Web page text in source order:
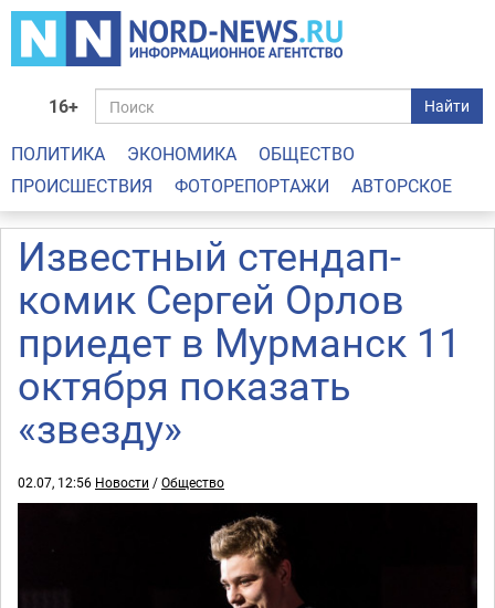
16+ Найти
ПОЛИТИКА ЭКОНОМИКА
ОБЩЕСТВО
ПРОИСШЕСТВИЯ
ФОТОРЕПОРТАЖИ АВТОРСКОЕ
Известный стендап-
комик Сергей Орлов
приедет в Мурманск 11
октября показать
«звезду»
02.07, 12:56 Новости /Общество